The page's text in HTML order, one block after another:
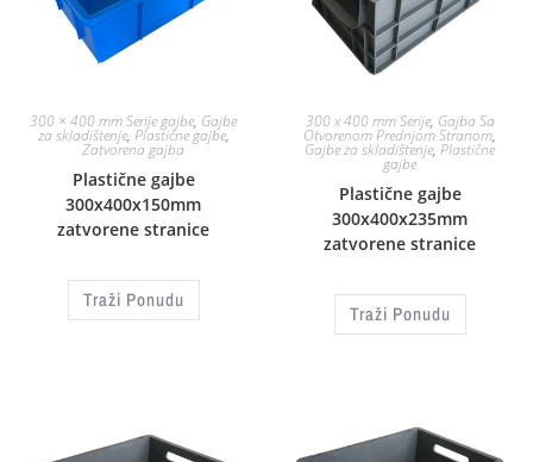
300 × 400 mm Serije gajbe, Gajbe
za skladištenje, Plastične gajbe,
Zatvorena gajba
Plastične gajbe
300x400x150mm
zatvorene stranice
Traži Ponudu
300 x 400 mm Serije, Gajba Sa
Otvorenom Prednjom Stranom,
Gajbe za skladištenje, Plastične
gajbe
Plastične gajbe
300x400x235mm
zatvorene stranice
Traži Ponudu